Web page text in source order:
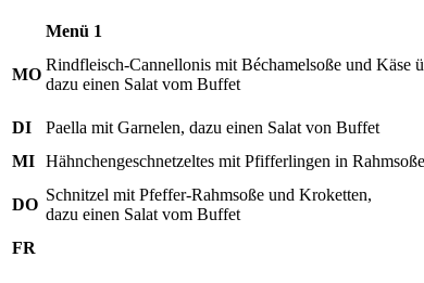
Menü 1
MO
Rindfleisch-Cannellonis mit Béchamelsoße und Käse
dazu einen Salat vom Buffet
DI Paella mit Garnelen, dazu einen Salat von Buffet
MI Hähnchengeschnetzeltes mit Pfifferlingen in
DO
Schnitzel mit Pfeffer-Rahmsoße und Kroketten,
dazu einen Salat vom Buffet
FR